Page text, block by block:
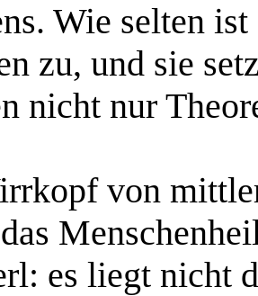
Wie selten ist
zu, und sie
nicht nur
von
es liegt nicht